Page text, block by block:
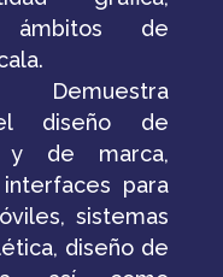
ámbitos de
Demuestra
diseño de
y de marca,
para
sistemas
diseño de